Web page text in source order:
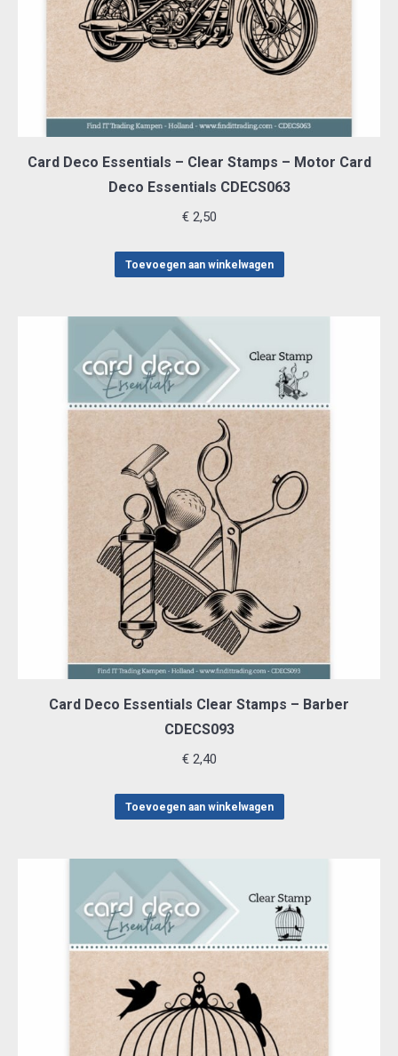
Card Deco Essentials – Clear Stamps – Motor Card
Deco Essentials CDECS063
€2,50
Toevoegen aan winkelwagen
Card Deco Essentials Clear Stamps – Barber
CDECS093
€2,40
Toevoegen aan winkelwagen